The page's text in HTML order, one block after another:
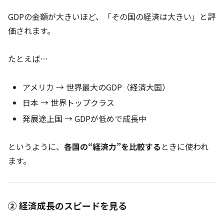
GDPの金額が大きいほど、「その国の経済は大きい」と評
価されます。
たとえば…
アメリカ → 世界最大のGDP（経済大国）
日本 → 世界トップクラス
発展途上国 → GDPが低めで成長中
というように、 各国の“経済力”を比較する ときに使われ
ます。
② 経済成長のスピードを見る